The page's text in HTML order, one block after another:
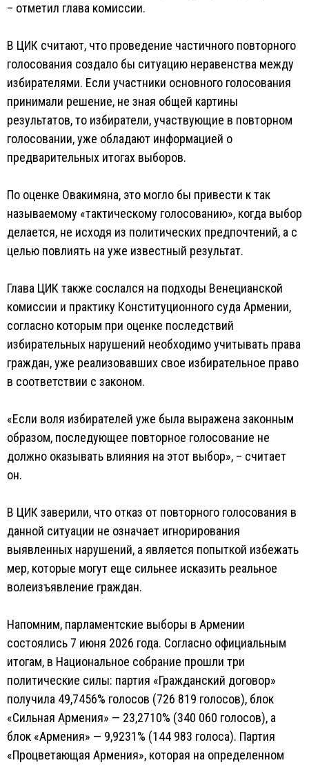
– отметил глава комиссии.
В ЦИК считают, что проведение частичного повторного
голосования создало бы ситуацию неравенства между
избирателями. Если участники основного голосования
принимали решение, не зная общей картины
результатов, то избиратели, участвующие в повторном
голосовании, уже обладают информацией о
предварительных итогах выборов.
По оценке Овакимяна, это могло бы привести к так
называемому «тактическому голосованию», когда выбор
делается, не исходя из политических предпочтений, а с
целью повлиять на уже известный результат.
Глава ЦИК также сослался на подходы Венецианской
комиссии и практику Конституционного суда Армении,
согласно которым при оценке последствий
избирательных нарушений необходимо учитывать права
граждан, уже реализовавших свое избирательное право
в соответствии с законом.
«Если воля избирателей уже была выражена законным
образом, последующее повторное голосование не
должно оказывать влияния на этот выбор», – считает
он.
В ЦИК заверили, что отказ от повторного голосования в
данной ситуации не означает игнорирования
выявленных нарушений, а является попыткой избежать
мер, которые могут еще сильнее исказить реальное
волеизъявление граждан.
Напомним, парламентские выборы в Армении
состоялись 7 июня 2026 года. Согласно официальным
итогам, в Национальное собрание прошли три
политические силы: партия «Гражданский договор»
получила 49,7456% голосов (726 819 голосов), блок
«Сильная Армения» — 23,2710% (340 060 голосов), а
блок «Армения» — 9,9231% (144 983 голоса). Партия
«Процветающая Армения», которая на определенном